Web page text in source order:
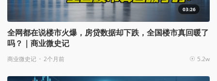
03:26
全网都在说楼市火爆，房贷数据却下跌，全国楼市真回暖了
吗？｜商业微史记
商业微史记 2个月前 5.2w